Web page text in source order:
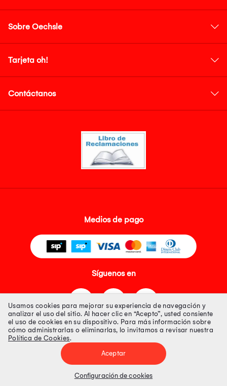
Sobre Oechsle
Tarjeta oh!
Contáctanos
Medios de pago
Síguenos en
Tienda 100% Segura
Tiendas Peruanas S.A. R.U.C. Nº 20493020618. Todos los derechos
Precios disponibles solo en www.oechsle.pe. Precios online publicados
Usamos cookies para mejorar su experiencia de navegación y
analizar el uso del sitio. Al hacer clic en “Acepto”, usted consiente
el uso de cookies en su dispositivo. Para más información sobre
cómo administrarlas o eliminarlas, lo invitamos a revisar nuestra
Política de Cookies.
Aceptar
Configuración de cookies